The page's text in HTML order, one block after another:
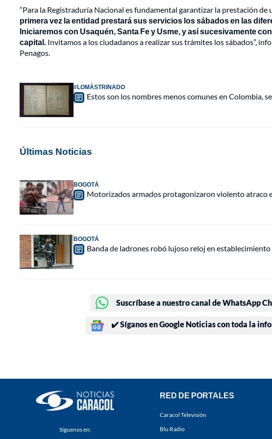
“Para la Registraduría Nacional es fundamental garantizar la prestación de
primera vez la entidad prestará sus servicios los sábados en las
Iniciaremos con Usaquén, Santa Fe y Usme, y así sucesivamente
capital. Invitamos a los ciudadanos a realizar sus trámites los sábados”,
Penagos.
#LOMÁSTRINADO
Estos son los nombres menos comunes en Colombia,
Últimas Noticias
BOGOTÁ
Motorizados armados protagonizaron violento atraco
BOGOTÁ
Banda de ladrones robó lujoso reloj en
Suscríbase a nuestro canal de WhatsApp
✔️ Síganos en Google Noticias con toda la
Síguenos en:
RED DE PORTALES
Caracol Televisión
Blu Radio